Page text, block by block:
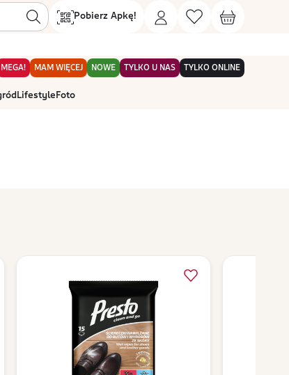
Pobierz Apkę!
MEGA! MAM WIĘCEJ NOWE TYLKO U NAS TYLKO ONLINE
Lifestyle Foto